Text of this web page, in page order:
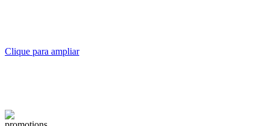
Clique para ampliar